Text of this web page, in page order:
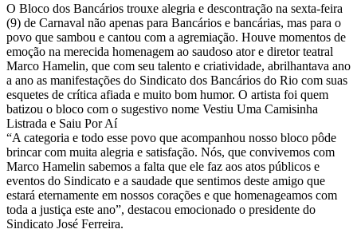
O Bloco dos Bancários trouxe alegria e descontração na sexta-feira
(9) de Carnaval não apenas para Bancários e bancárias, mas para o
povo que sambou e cantou com a agremiação. Houve momentos de
emoção na merecida homenagem ao saudoso ator e diretor teatral
Marco Hamelin, que com seu talento e criatividade, abrilhantava ano
a ano as manifestações do Sindicato dos Bancários do Rio com suas
esquetes de crítica afiada e muito bom humor. O artista foi quem
batizou o bloco com o sugestivo nome Vestiu Uma Camisinha
Listrada e Saiu Por Aí
“A categoria e todo esse povo que acompanhou nosso bloco pôde
brincar com muita alegria e satisfação. Nós, que convivemos com
Marco Hamelin sabemos a falta que ele faz aos atos públicos e
eventos do Sindicato e a saudade que sentimos deste amigo que
estará eternamente em nossos corações e que homenageamos com
toda a justiça este ano”, destacou emocionado o presidente do
Sindicato José Ferreira.